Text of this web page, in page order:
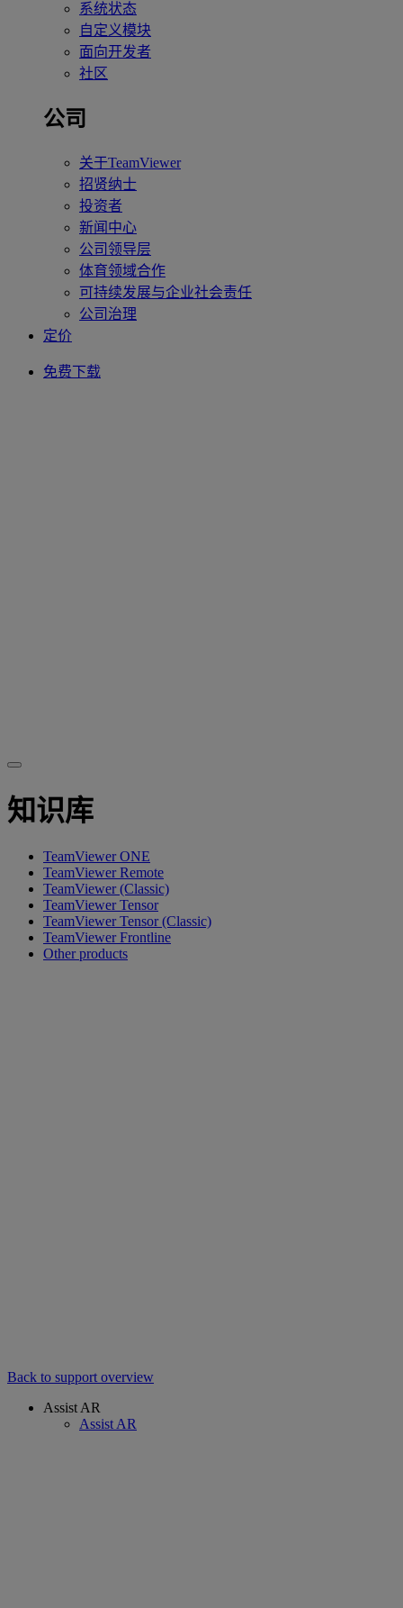
系统状态
自定义模块
面向开发者
社区
公司
关于TeamViewer
招贤纳士
投资者
新闻中心
公司领导层
体育领域合作
可持续发展与企业社会责任
公司治理
定价
免费下载
知识库
TeamViewer ONE
TeamViewer Remote
TeamViewer (Classic)
TeamViewer Tensor
TeamViewer Tensor (Classic)
TeamViewer Frontline
Other products
Back to support overview
Assist AR
Assist AR